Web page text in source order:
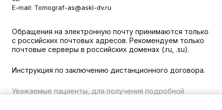
E-mail: Tomograf-as@askl-dv.ru
Обращения на электронную почту принимаются только
с российских почтовых адресов. Рекомендуем только
почтовые серверы в российских доменах (.ru, .su).
Инструкция по заключению дистанционного договора.
Уважаемые пациенты, для получения подробной